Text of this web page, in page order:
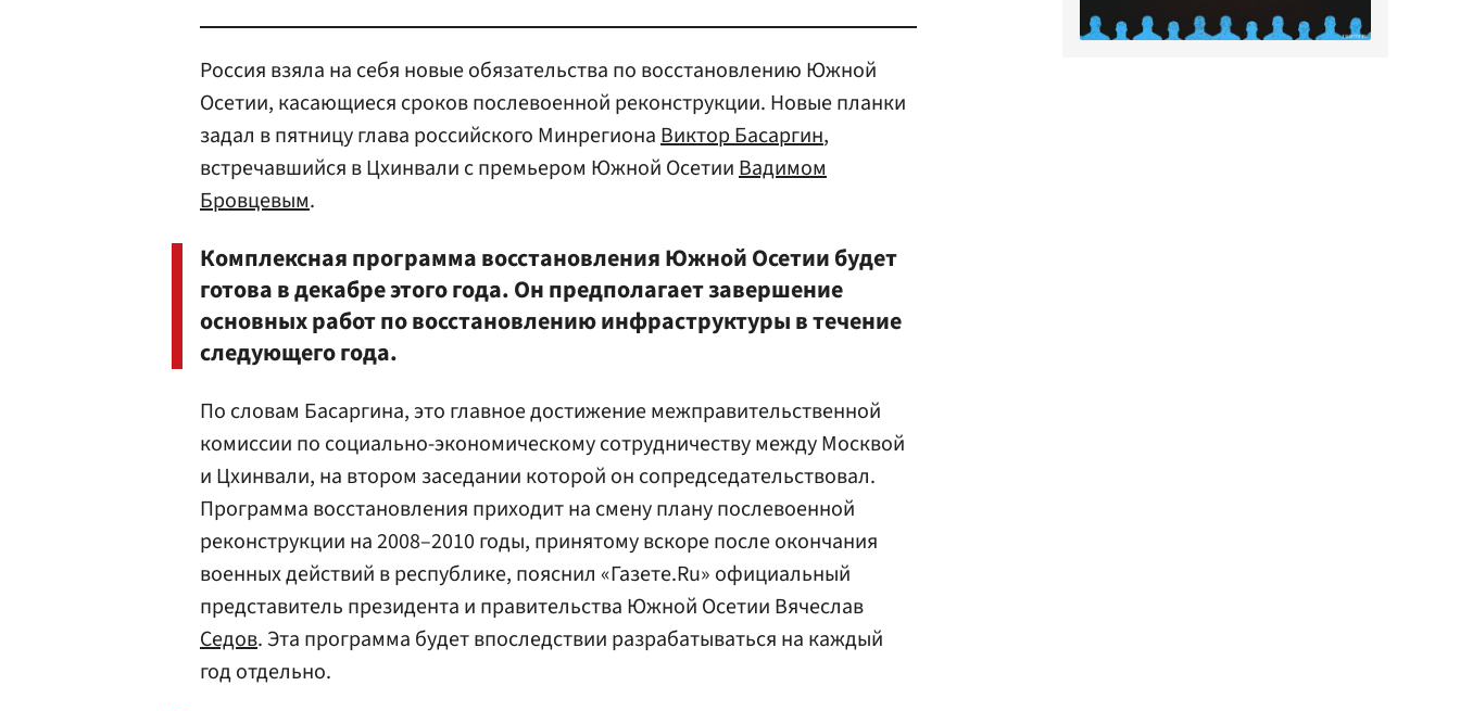
Россия взяла на себя новые обязательства по восстановлению Южной
Осетии, касающиеся сроков послевоенной реконструкции. Новые планки
задал в пятницу глава российского МинрегионаВиктор Басаргин,
встречавшийся в Цхинвали с премьером Южной ОсетииВадимом
Бровцевым.
Комплексная программа восстановления Южной Осетии будет
готова в декабре этого года. Он предполагает завершение
основных работ по восстановлению инфраструктуры в течение
следующего года.
По словам Басаргина, это главное достижение межправительственной
комиссии по социально-экономическому сотрудничеству между Москвой
и Цхинвали, на втором заседании которой он сопредседательствовал.
Программа восстановления приходит на смену плану послевоенной
реконструкции на 2008–2010 годы, принятому вскоре после окончания
военных действий в республике, пояснил «Газете.Ru» официальный
представитель президента и правительства Южной Осетии Вячеслав
Седов. Эта программа будет впоследствии разрабатываться на каждый
год отдельно.